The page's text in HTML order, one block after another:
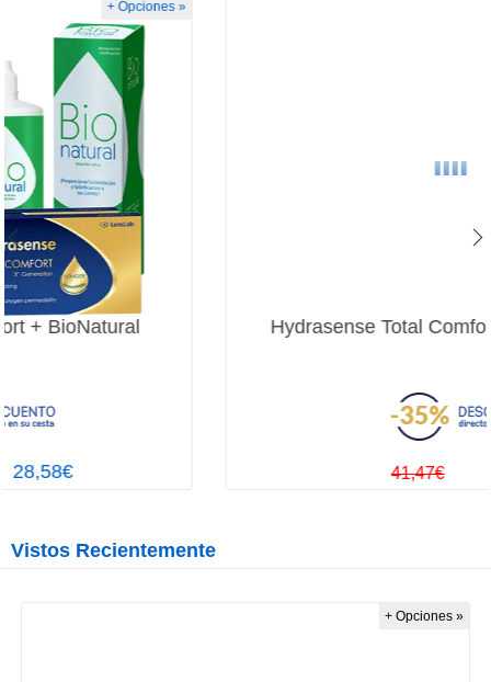
Hydrasense Total Comfort + Confort Plus
Vistos Recientemente
+ Opciones »